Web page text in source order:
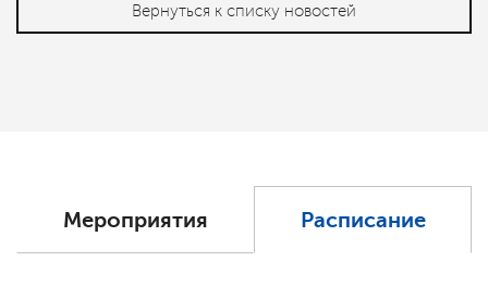
Вернуться к списку новостей
Мероприятия Расписание